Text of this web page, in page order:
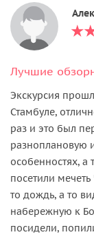
Лучшие
Экскурсия
Стамбуле,
раз и это был
разноплановую
особенностях, а
посетили
то дождь, а то
набережную к
посидели,